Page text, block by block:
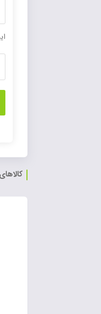
کالاهای مرتبط